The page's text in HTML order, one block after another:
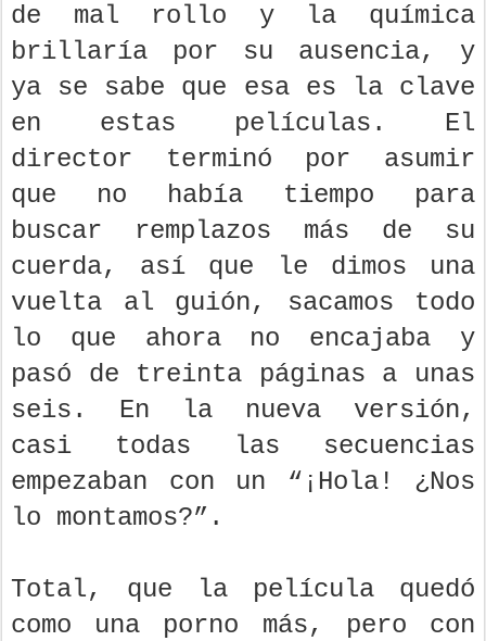
de mal rollo y la química
brillaría por su ausencia, y
ya se sabe que esa es la clave
en estas películas. El
director terminó por asumir
que no había tiempo para
buscar remplazos más de su
cuerda, así que le dimos una
vuelta al guión, sacamos todo
lo que ahora no encajaba y
pasó de treinta páginas a unas
seis. En la nueva versión,
casi todas las secuencias
empezaban con un “¡Hola! ¿Nos
lo montamos?”.
Total, que la película quedó
como una porno más, pero con